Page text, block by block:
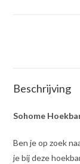
Beschrijving
Sohome
Ben je op zoek
je bij deze